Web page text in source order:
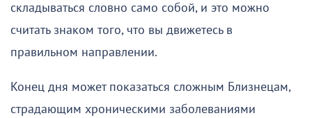
складываться словно само собой, и это можно
считать знаком того, что вы движетесь в
правильном направлении.
Конец дня может показаться сложным Близнецам,
страдающим хроническими заболеваниями